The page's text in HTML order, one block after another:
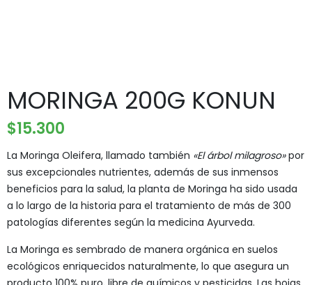
MORINGA 200G KONUN
$15.300
La Moringa Oleifera, llamado también «El árbol milagroso»por
sus excepcionales nutrientes, además de sus inmensos
beneficios para la salud, la planta de Moringa ha sido usada
a lo largo de la historia para el tratamiento de más de 300
patologías diferentes según la medicina Ayurveda.
La Moringa es sembrado de manera orgánica en suelos
ecológicos enriquecidos naturalmente, lo que asegura un